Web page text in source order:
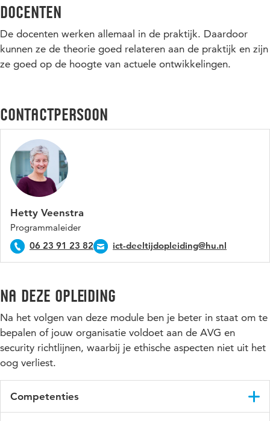
3. in een complexe omgeving organisaties adviseren over
maatschappelijke en internationale ontwikkelingen.
4. de security bedreigingen van een organisatie analyseren
aan de hand van gangbare modellen en methoden.
Docenten
De docenten werken allemaal in de praktijk. Daardoor
kunnen ze de theorie goed relateren aan de praktijk en zijn
ze goed op de hoogte van actuele ontwikkelingen.
Contactpersoon
Hetty Veenstra
Programmaleider
06 23 91 23 82
ict-deeltijdopleiding@hu.nl
Na deze opleiding
Na het volgen van deze module ben je beter in staat om te
bepalen of jouw organisatie voldoet aan de AVG en
security richtlijnen, waarbij je ethische aspecten niet uit het
oog verliest.
Competenties